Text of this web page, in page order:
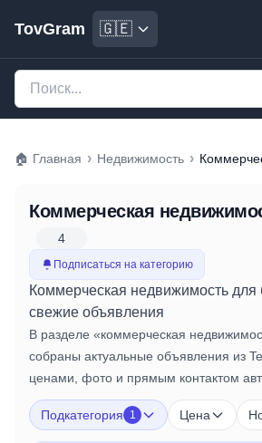
TovGram 🇬🇪
🏠 Главная › Недвижимость ›
Коммерческая
4
Подписаться на категорию
Коммерческая недвижимость для
свежие объявления
В разделе «коммерческая
собраны актуальные объявления из
ценами, фото и прямым контактом
Подкатегория 1 Цена